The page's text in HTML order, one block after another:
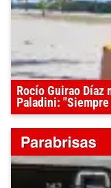
Rocío Guirao Díaz
Paladini: